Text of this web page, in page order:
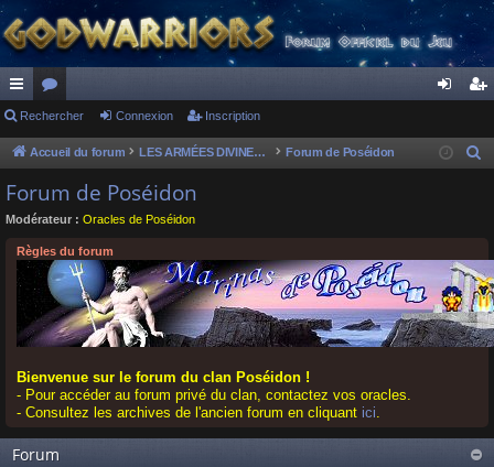
ac
co
ur
ci
or
u
s
ne cri
Rechercher Connexion Inscription
Accueil du forum LES ARMÉES DIVINES - FORUMS DE CLAN Forum de Poséidon
r
c
h
e
Forum de Poséidon
Modérateur : Oracles de Poséidon
Règles du forum
Bienvenue sur le forum du clan Poséidon !
- Pour accéder au forum privé du clan, contactez vos oracles.
- Consultez les archives de l'ancien forum en cliquant ici.
Forum